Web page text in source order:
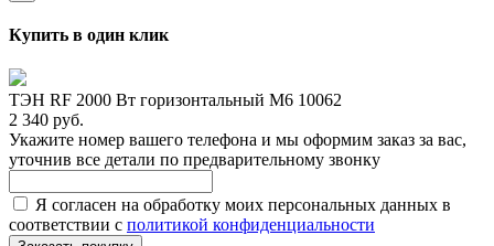
Купить в один клик
ТЭН RF 2000 Вт горизонтальный M6 10062
2 340 руб.
Укажите номер вашего телефона и мы оформим заказ за вас,
уточнив все детали по предварительному звонку
Я согласен на обработку моих персональных данных в
соответствии с политикой конфиденциальности